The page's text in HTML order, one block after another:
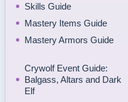
Skills Guide
Mastery Items Guide
Mastery Armors Guide
Crywolf Event Guide:
Balgass, Altars and Dark
Elf